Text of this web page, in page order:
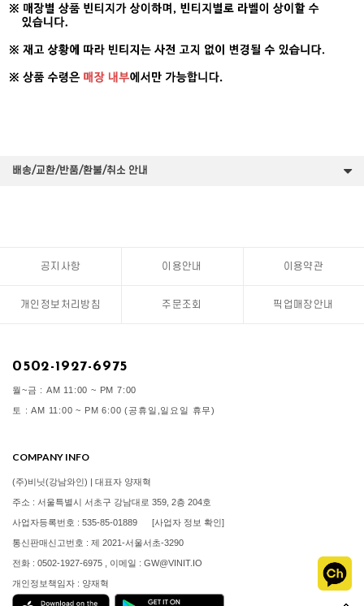
배송/교환/반품/환불/취소 안내
공지사항 이용안내 이용약관
개인정보처리방침 주문조회 픽업매장안내
0502-1927-6975
월~금 : AM 11:00 ~ PM 7:00
토 : AM 11:00 ~ PM 6:00 (공휴일,일요일 휴무)
COMPANY INFO
(주)비닛(강남와인) | 대표자 양재혁
주소 : 서울특별시 서초구 강남대로 359, 2층 204호
사업자등록번호 : 535-85-01889 [사업자 정보 확인]
통신판매신고번호 : 제 2021-서울서초-3290
전화 : 0502-1927-6975 , 이메일 : GW@VINIT.IO
개인정보책임자 : 양재혁